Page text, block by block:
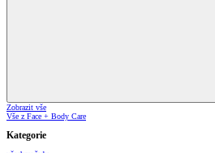
Zobrazit vše
Vše z Face + Body Care
Kategorie